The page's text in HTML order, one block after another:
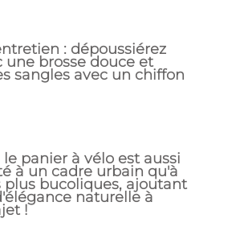
: dépoussiérez
une brosse douce et
sangles avec un chiffon
le panier à vélo est aussi
à un cadre urbain qu'à
plus bucoliques, ajoutant
naturelle à
!